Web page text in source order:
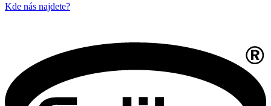
Kde nás najdete?